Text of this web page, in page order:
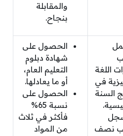
والمقابلة
بنجاح.
اللغة
في
السنة
نصف
الحصول على
شهادة دبلوم
التعليم العام،
أو ما يعادلها.
الحصول على
نسبة 65%
فأكثر في ثلاث
من المواد